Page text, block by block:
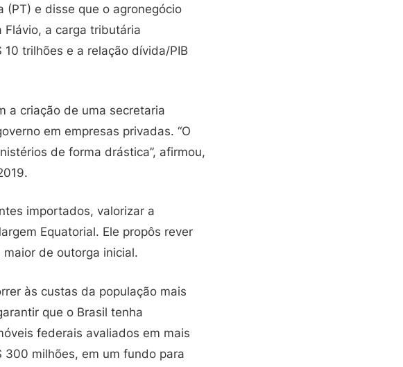
(PT) e disse que o agronegócio
Flávio, a carga tributária
trilhões e a relação dívida/PIB
a criação de uma secretaria
em empresas privadas. “O
de forma drástica”, afirmou,
importados, valorizar a
Equatorial. Ele propôs rever
de outorga inicial.
às custas da população mais
que o Brasil tenha
federais avaliados em mais
300 milhões, em um fundo para